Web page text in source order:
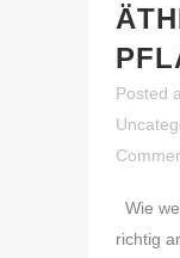
Posted
Wie
richtig